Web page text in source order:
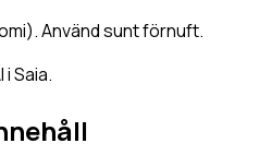
Använd sunt förnuft.
Saia.